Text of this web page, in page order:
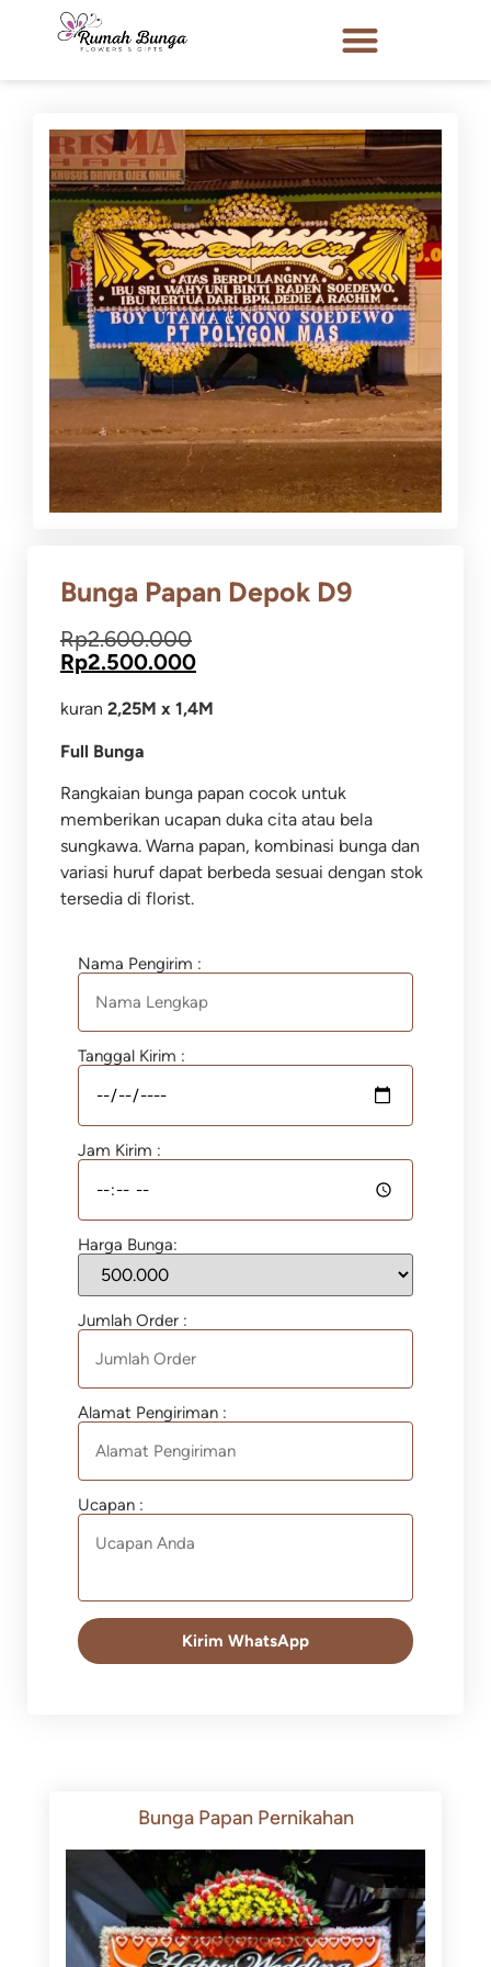
Bunga Papan Depok D9
Rp2.600.000
Rp2.500.000
kuran 2,25M x 1,4M
Full Bunga
Rangkaian bunga papan cocok untuk
memberikan ucapan duka cita atau bela
sungkawa. Warna papan, kombinasi bunga dan
variasi huruf dapat berbeda sesuai dengan stok
tersedia di florist.
Nama Pengirim :
Tanggal Kirim :
Jam Kirim :
Harga Bunga:
Jumlah Order :
Alamat Pengiriman :
Ucapan :
Kirim WhatsApp
Bunga Papan Pernikahan